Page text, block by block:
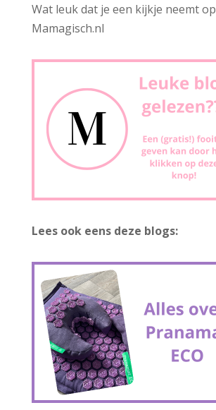
Wat leuk dat je een kijkje neemt op
Mamagisch.nl
Lees ook eens deze blogs: